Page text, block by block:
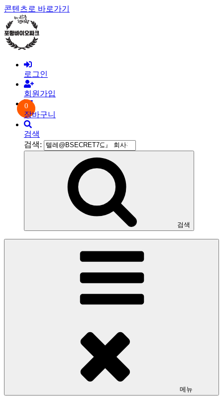
콘텐츠로 바로가기
로그인
회원가입
0
장바구니
검색
검색:
검색
메뉴